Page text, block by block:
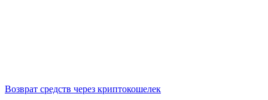
Возврат средств через криптокошелек